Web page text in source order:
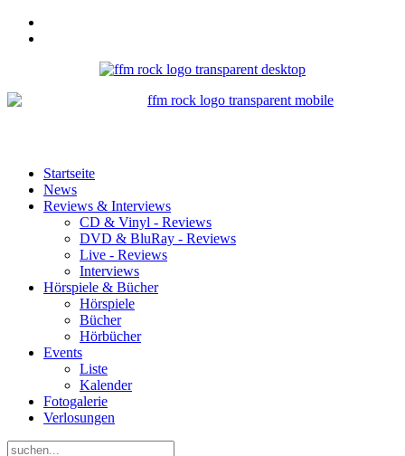
Startseite
News
Reviews & Interviews
CD & Vinyl - Reviews
DVD & BluRay - Reviews
Live - Reviews
Interviews
Hörspiele & Bücher
Hörspiele
Bücher
Hörbücher
Events
Liste
Kalender
Fotogalerie
Verlosungen